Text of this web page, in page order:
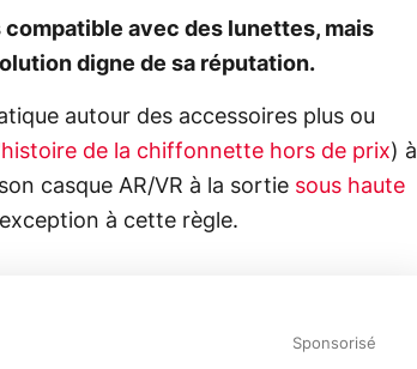
compatible avec des lunettes, mais
digne de sa réputation.
autour des accessoires plus ou
de la chiffonnette hors de prix) à
casque AR/VR à la sortie sous haute
à cette règle.
Sponsorisé